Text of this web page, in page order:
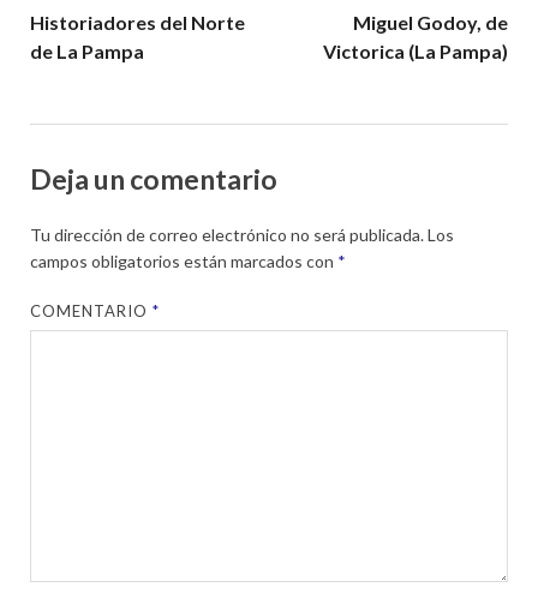
Historiadores del Norte
de La Pampa
Miguel Godoy, de
Victorica (La Pampa)
Deja un comentario
Tu dirección de correo electrónico no será publicada.Los
campos obligatorios están marcados con *
COMENTARIO*